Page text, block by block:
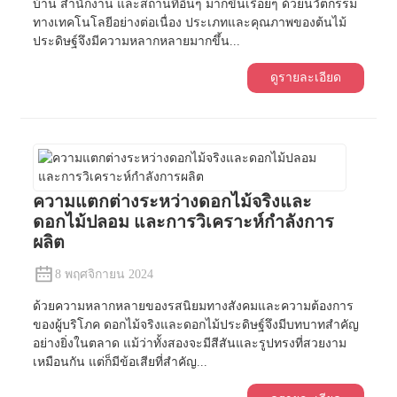
บ้าน สำนักงาน และสถานที่อื่นๆ มากขึ้นเรื่อยๆ ด้วยนวัตกรรม
ทางเทคโนโลยีอย่างต่อเนื่อง ประเภทและคุณภาพของต้นไม้
ประดิษฐ์จึงมีความหลากหลายมากขึ้น...
ดูรายละเอียด
ความแตกต่างระหว่างดอกไม้จริงและ
ดอกไม้ปลอม และการวิเคราะห์กำลังการ
ผลิต
8 พฤศจิกายน 2024
ด้วยความหลากหลายของรสนิยมทางสังคมและความต้องการ
ของผู้บริโภค ดอกไม้จริงและดอกไม้ประดิษฐ์จึงมีบทบาทสำคัญ
อย่างยิ่งในตลาด แม้ว่าทั้งสองจะมีสีสันและรูปทรงที่สวยงาม
เหมือนกัน แต่ก็มีข้อเสียที่สำคัญ...